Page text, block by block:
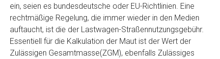
ein, seien es bundesdeutsche oder EU-Richtlinien. Eine
rechtmäßige Regelung, die immer wieder in den Medien
auftaucht, ist die der Lastwagen-Straßennutzungsgebühr.
Essentiell für die Kalkulation der Maut ist der Wert der
Zulässigen Gesamtmasse(ZGM), ebenfalls Zulässiges